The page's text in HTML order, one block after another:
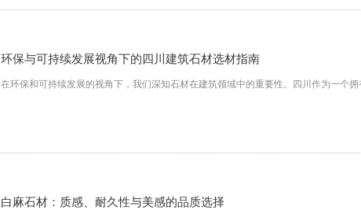
环保与可持续发展视角下的四川建筑石材选材指南
在环保和可持续发展的视角下，我们深知石材在建筑领域中的重要性。四川作为一
白麻石材：质感、耐久性与美感的品质选择